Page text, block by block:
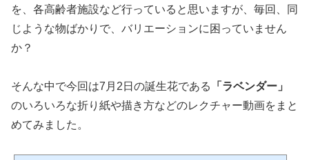
を、各高齢者施設など行っていると思いますが、毎回、同
じような物ばかりで、バリエーションに困っていません
か？
そんな中で今回は7月2日の誕生花である
「ラベンダー」
のいろいろな折り紙や描き方などのレクチャー動画をまと
めてみました。